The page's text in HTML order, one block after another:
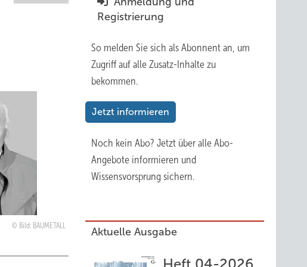
Bild: BAUMETALL
Registrierung
So melden Sie sich als Abonnent an, um
Zugriff auf alle Zusatz-Inhalte zu
bekommen.
Jetzt informieren
Noch kein Abo? Jetzt über alle Abo-
Angebote informieren und
Wissensvorsprung sichern.
Aktuelle Ausgabe